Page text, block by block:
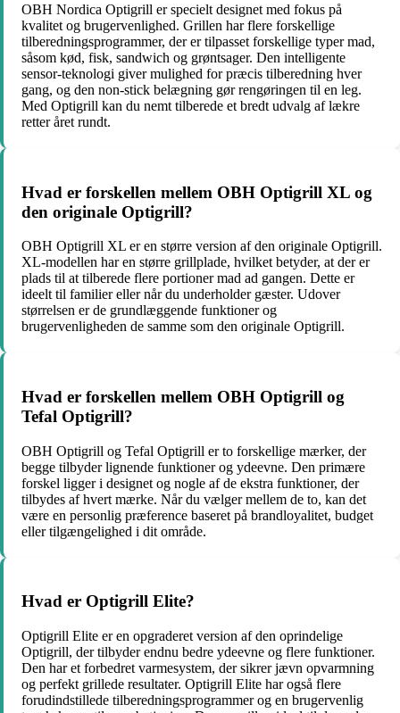
OBH Nordica Optigrill er specielt designet med fokus på
kvalitet og brugervenlighed. Grillen har flere forskellige
tilberedningsprogrammer, der er tilpasset forskellige typer mad,
såsom kød, fisk, sandwich og grøntsager. Den intelligente
sensor-teknologi giver mulighed for præcis tilberedning hver
gang, og den non-stick belægning gør rengøringen til en leg.
Med Optigrill kan du nemt tilberede et bredt udvalg af lækre
retter året rundt.
Hvad er forskellen mellem OBH Optigrill XL og
den originale Optigrill?
OBH Optigrill XL er en større version af den originale Optigrill.
XL-modellen har en større grillplade, hvilket betyder, at der er
plads til at tilberede flere portioner mad ad gangen. Dette er
ideelt til familier eller når du underholder gæster. Udover
størrelsen er de grundlæggende funktioner og
brugervenligheden de samme som den originale Optigrill.
Hvad er forskellen mellem OBH Optigrill og
Tefal Optigrill?
OBH Optigrill og Tefal Optigrill er to forskellige mærker, der
begge tilbyder lignende funktioner og ydeevne. Den primære
forskel ligger i designet og nogle af de ekstra funktioner, der
tilbydes af hvert mærke. Når du vælger mellem de to, kan det
være en personlig præference baseret på brandloyalitet, budget
eller tilgængelighed i dit område.
Hvad er Optigrill Elite?
Optigrill Elite er en opgraderet version af den oprindelige
Optigrill, der tilbyder endnu bedre ydeevne og flere funktioner.
Den har et forbedret varmesystem, der sikrer jævn opvarmning
og perfekt grillede resultater. Optigrill Elite har også flere
forudindstillede tilberedningsprogrammer og en brugervenlig